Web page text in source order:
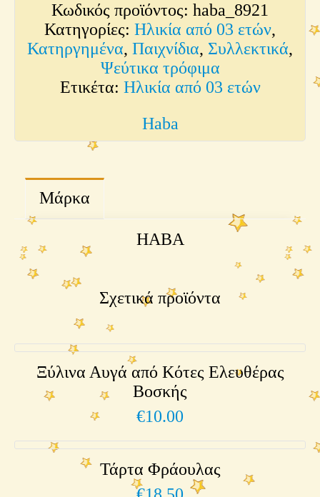
Κωδικός προϊόντος: haba_8921
Κατηγορίες: Ηλικία από 03 ετών,
Κατηργημένα, Παιχνίδια, Συλλεκτικά,
Ψεύτικα τρόφιμα
Ετικέτα: Ηλικία από 03 ετών
Haba
Μάρκα
HABA
Σχετικά προϊόντα
Ξύλινα Αυγά από Κότες Ελευθέρας
Βοσκής
€10.00
Τάρτα Φράουλας